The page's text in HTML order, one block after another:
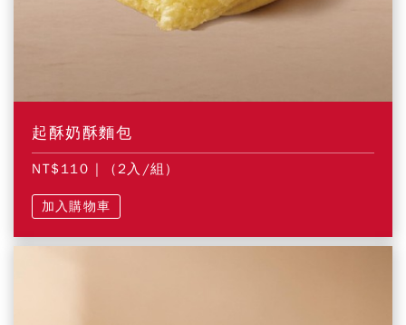
起酥奶酥麵包
NT$110 | (2入/組)
加入購物車